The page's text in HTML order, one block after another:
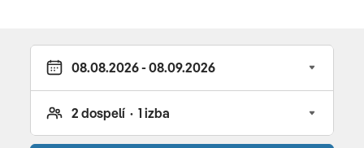
alkoholické a nealkoholické nápoje 24h • a´la carte
reštaurácie (talianska, ázijská, japonská, morská - za
nutná vopred) • bary • kafetérie • vegánska,
vegetariánska a diétna strava k dispozícii • stravovacie